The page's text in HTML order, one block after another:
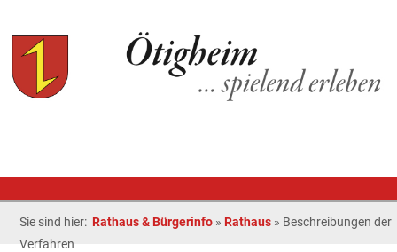
Sie sind hier: Rathaus & Bürgerinfo » Rathaus » Beschreibungen der
Verfahren